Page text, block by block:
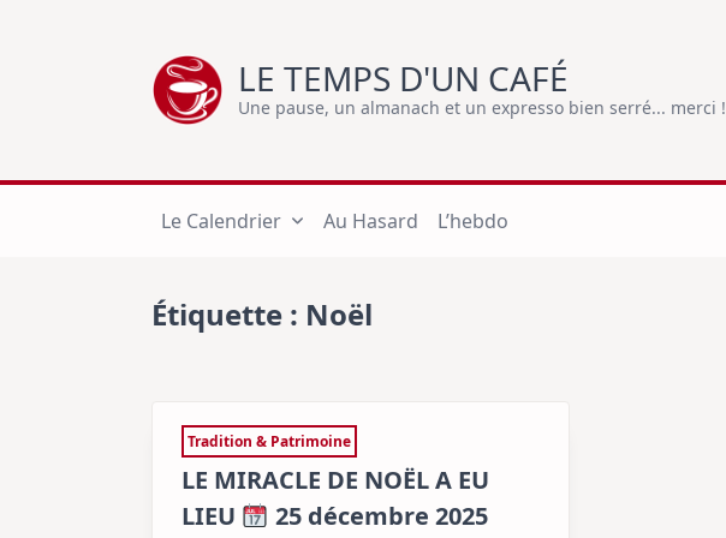
LE TEMPS D'UN CAFÉ
Une pause, un almanach et un expresso bien serré... merci !
Le Calendrier Au Hasard L’hebdo
Étiquette : Noël
Tradition & Patrimoine
LE MIRACLE DE NOËL A EU
LIEU
25 décembre 2025